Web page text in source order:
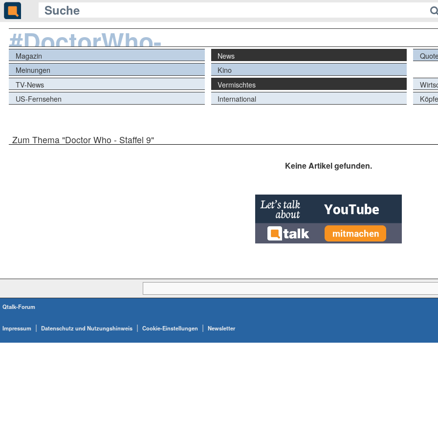
#DoctorWho-
Staffel9
Magazin News
Meinungen
Kino
TV-News
Vermischtes
US-Fernsehen
International Köpfe
Zum Thema "Doctor Who - Staffel 9"
Keine Artikel gefunden.
Qtalk-Forum
Impressum | Datenschutz und Nutzungshinweis | Cookie-Einstellungen | Newsletter